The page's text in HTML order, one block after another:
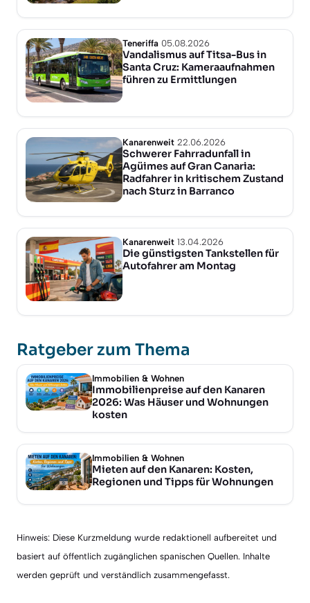
Teneriffa 05.08.2026
Vandalismus auf Titsa-Bus in
Santa Cruz: Kameraaufnahmen
führen zu Ermittlungen
Kanarenweit 22.06.2026
Schwerer Fahrradunfall in
Agüimes auf Gran Canaria:
Radfahrer in kritischem Zustand
nach Sturz in Barranco
Kanarenweit 13.04.2026
Die günstigsten Tankstellen für
Autofahrer am Montag
Ratgeber zum Thema
Immobilien & Wohnen
Immobilienpreise auf den Kanaren
2026: Was Häuser und Wohnungen
kosten
Immobilien & Wohnen
Mieten auf den Kanaren: Kosten,
Regionen und Tipps für Wohnungen
Hinweis: Diese Kurzmeldung wurde redaktionell aufbereitet und
basiert auf öffentlich zugänglichen spanischen Quellen. Inhalte
werden geprüft und verständlich zusammengefasst.